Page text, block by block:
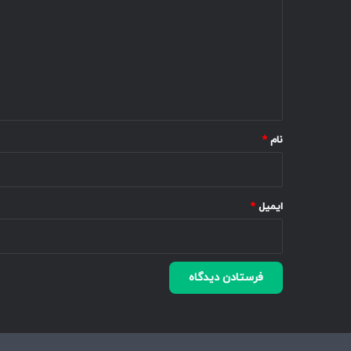
نام *
ایمیل *